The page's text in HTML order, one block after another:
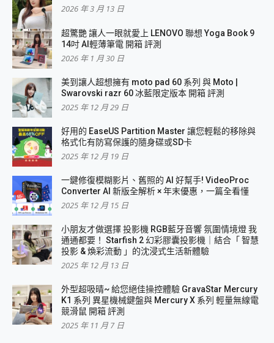
2026 年 3 月 13 日
超驚艷 讓人一眼就愛上 LENOVO 聯想 Yoga Book 9
14吋 AI輕薄筆電 開箱 評測
2026 年 1 月 30 日
美到讓人超想擁有 moto pad 60 系列 與 Moto |
Swarovski razr 60 冰藍限定版本 開箱 評測
2025 年 12 月 29 日
好用的 EaseUS Partition Master 讓您輕鬆的移除與
格式化有防寫保護的隨身碟或SD卡
2025 年 12 月 19 日
一鍵修復模糊影片、舊照的 AI 好幫手! VideoProc
Converter AI 新版全解析 × 年末優惠，一篇全看懂
2025 年 12 月 15 日
小朋友才做選擇 投影機 RGB藍牙音響 氛圍情境燈 我
通通都要！ Starfish 2 幻彩膠囊投影機｜結合「 智慧
投影 & 煥彩流動 」的沈浸式生活新體驗
2025 年 12 月 13 日
外型超吸晴~ 給您絕佳操控體驗 GravaStar Mercury
K1 系列 異星機械鍵盤與 Mercury X 系列 輕量無線電
競滑鼠 開箱 評測
2025 年 11 月 7 日